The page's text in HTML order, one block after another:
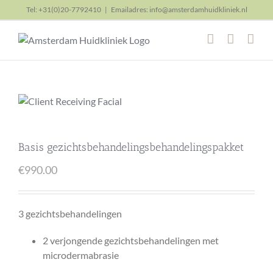
to
content
Tel: +31(0)20-7792410 | Emailadres: info@amsterdamhuidkliniek.nl
Basis gezichtsbehandelingsbehandelingspakket
€990.00
3 gezichtsbehandelingen
2 verjongende gezichtsbehandelingen met
microdermabrasie